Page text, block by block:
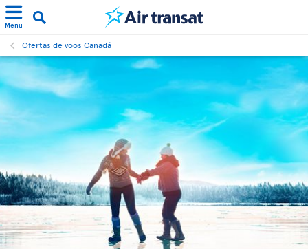
Menu
Ofertas de voos Canadá